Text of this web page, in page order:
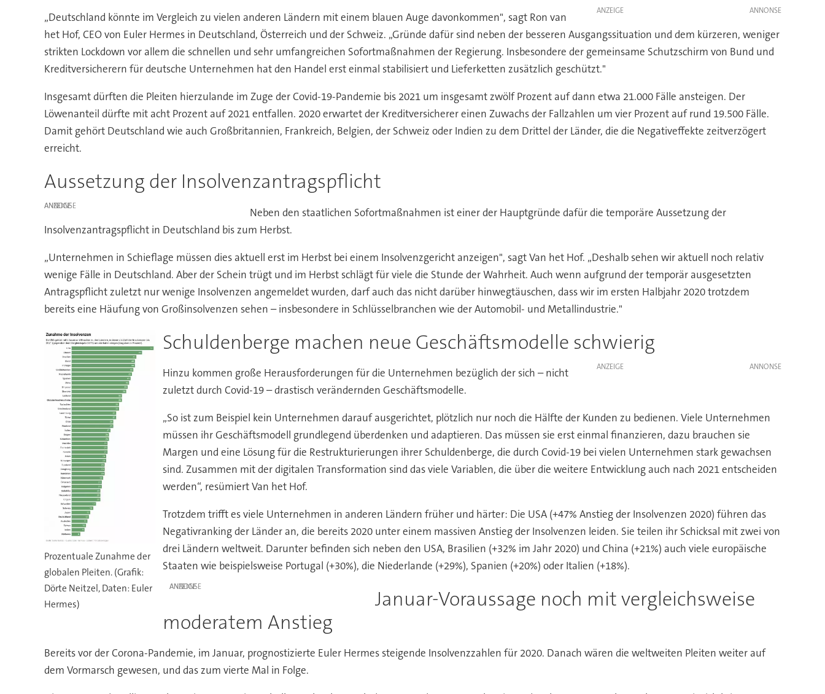
ANZEIGE
„Deutschland könnte im Vergleich zu vielen anderen Ländern mit einem blauen Auge davonkommen", sagt Ron van
het Hof, CEO von Euler Hermes in Deutschland, Österreich und der Schweiz. „Gründe dafür sind neben der besseren Ausgangssituation und dem kürzeren, weniger
strikten Lockdown vor allem die schnellen und sehr umfangreichen Sofortmaßnahmen der Regierung. Insbesondere der gemeinsame Schutzschirm von Bund und
Kreditversicherern für deutsche Unternehmen hat den Handel erst einmal stabilisiert und Lieferketten zusätzlich geschützt."
Insgesamt dürften die Pleiten hierzulande im Zuge der Covid-19-Pandemie bis 2021 um insgesamt zwölf Prozent auf dann etwa 21.000 Fälle ansteigen. Der
Löwenanteil dürfte mit acht Prozent auf 2021 entfallen. 2020 erwartet der Kreditversicherer einen Zuwachs der Fallzahlen um vier Prozent auf rund 19.500 Fälle.
Damit gehört Deutschland wie auch Großbritannien, Frankreich, Belgien, der Schweiz oder Indien zu dem Drittel der Länder, die die Negativeffekte zeitverzögert
erreicht.
Aussetzung der Insolvenzantragspflicht
ANZEIGE
Neben den staatlichen Sofortmaßnahmen ist einer der Hauptgründe dafür die temporäre Aussetzung der
Insolvenzantragspflicht in Deutschland bis zum Herbst.
„Unternehmen in Schieflage müssen dies aktuell erst im Herbst bei einem Insolvenzgericht anzeigen", sagt Van het Hof. „Deshalb sehen wir aktuell noch relativ
wenige Fälle in Deutschland. Aber der Schein trügt und im Herbst schlägt für viele die Stunde der Wahrheit. Auch wenn aufgrund der temporär ausgesetzten
Antragspflicht zuletzt nur wenige Insolvenzen angemeldet wurden, darf auch das nicht darüber hinwegtäuschen, dass wir im ersten Halbjahr 2020 trotzdem
bereits eine Häufung von Großinsolvenzen sehen – insbesondere in Schlüsselbranchen wie der Automobil- und Metallindustrie."
Prozentuale Zunahme der
globalen Pleiten. (Grafik:
Dörte Neitzel, Daten: Euler
Hermes)
Schuldenberge machen neue Geschäftsmodelle schwierig
ANZEIGE
Hinzu kommen große Herausforderungen für die Unternehmen bezüglich der sich – nicht
zuletzt durch Covid-19 – drastisch verändernden Geschäftsmodelle.
„So ist zum Beispiel kein Unternehmen darauf ausgerichtet, plötzlich nur noch die Hälfte der Kunden zu bedienen. Viele Unternehmen
müssen ihr Geschäftsmodell grundlegend überdenken und adaptieren. Das müssen sie erst einmal finanzieren, dazu brauchen sie
Margen und eine Lösung für die Restrukturierungen ihrer Schuldenberge, die durch Covid-19 bei vielen Unternehmen stark gewachsen
sind. Zusammen mit der digitalen Transformation sind das viele Variablen, die über die weitere Entwicklung auch nach 2021 entscheiden
werden“, resümiert Van het Hof.
Trotzdem trifft es viele Unternehmen in anderen Ländern früher und härter: Die USA (+47% Anstieg der Insolvenzen 2020) führen das
Negativranking der Länder an, die bereits 2020 unter einem massiven Anstieg der Insolvenzen leiden. Sie teilen ihr Schicksal mit zwei von
drei Ländern weltweit. Darunter befinden sich neben den USA, Brasilien (+32% im Jahr 2020) und China (+21%) auch viele europäische
Staaten wie beispielsweise Portugal (+30%), die Niederlande (+29%), Spanien (+20%) oder Italien (+18%).
ANZEIGE
Januar-Voraussage noch mit vergleichsweise
moderatem Anstieg
Bereits vor der Corona-Pandemie, im Januar, prognostizierte Euler Hermes steigende Insolvenzzahlen für 2020. Danach wären die weltweiten Pleiten weiter auf
dem Vormarsch gewesen, und das zum vierte Mal in Folge.